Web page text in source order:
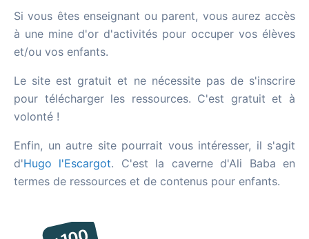
Si vous êtes enseignant ou parent, vous aurez accès
à une mine d'or d'activités pour occuper vos élèves
et/ou vos enfants.
Le site est gratuit et ne nécessite pas de s'inscrire
pour télécharger les ressources. C'est gratuit et à
volonté !
Enfin, un autre site pourrait vous intéresser, il s'agit
d'Hugo l'Escargot. C'est la caverne d'Ali Baba en
termes de ressources et de contenus pour enfants.